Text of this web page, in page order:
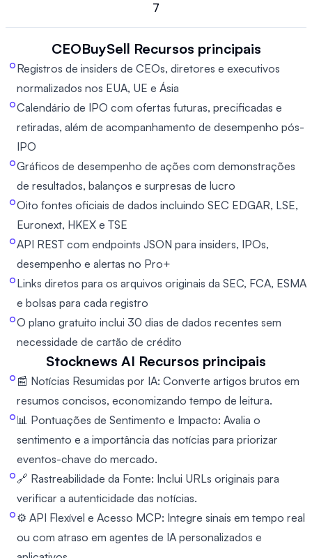
7
CEOBuySell Recursos principais
Registros de insiders de CEOs, diretores e executivos
normalizados nos EUA, UE e Ásia
Calendário de IPO com ofertas futuras, precificadas e
retiradas, além de acompanhamento de desempenho pós-
IPO
Gráficos de desempenho de ações com demonstrações
de resultados, balanços e surpresas de lucro
Oito fontes oficiais de dados incluindo SEC EDGAR, LSE,
Euronext, HKEX e TSE
API REST com endpoints JSON para insiders, IPOs,
desempenho e alertas no Pro+
Links diretos para os arquivos originais da SEC, FCA, ESMA
e bolsas para cada registro
O plano gratuito inclui 30 dias de dados recentes sem
necessidade de cartão de crédito
Stocknews AI Recursos principais
📰 Notícias Resumidas por IA: Converte artigos brutos em
resumos concisos, economizando tempo de leitura.
📊 Pontuações de Sentimento e Impacto: Avalia o
sentimento e a importância das notícias para priorizar
eventos-chave do mercado.
🔗 Rastreabilidade da Fonte: Inclui URLs originais para
verificar a autenticidade das notícias.
⚙️ API Flexível e Acesso MCP: Integre sinais em tempo real
ou com atraso em agentes de IA personalizados e